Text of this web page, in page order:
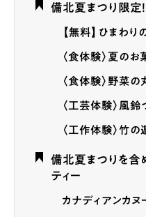
備北夏まつり限定
【無料】ひまわ
〈食体験〉夏のお
〈食体験〉野菜の
〈工芸体験〉風鈴
〈工作体験〉竹の
備北夏まつりを含
ティー
カナディアンカヌ